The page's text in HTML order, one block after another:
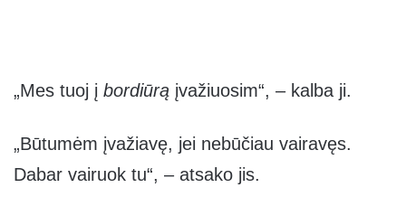
„Mes tuoj į bordiūrą įvažiuosim“, – kalba ji.
„Būtumėm įvažiavę, jei nebūčiau vairavęs.
Dabar vairuok tu“, – atsako jis.